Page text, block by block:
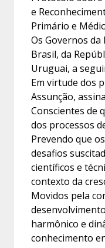
e
Primário e
Os Governos da
Brasil, da
Uruguai, a
Em virtude dos
Assunção,
Conscientes de
dos processos
Prevendo que
desafios
científicos e
contexto da
Movidos pela
harmônico e
conhecimento